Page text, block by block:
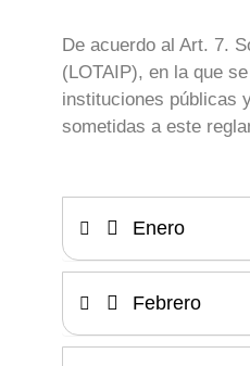
De acuerdo al Art. 7.
(LOTAIP), en la que
instituciones públicas
sometidas a este
Enero
Febrero